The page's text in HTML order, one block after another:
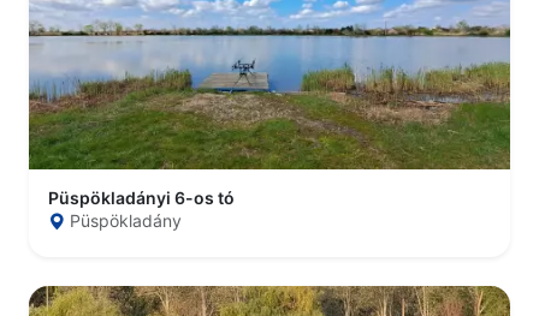
Püspökladányi 6-os tó
Püspökladány